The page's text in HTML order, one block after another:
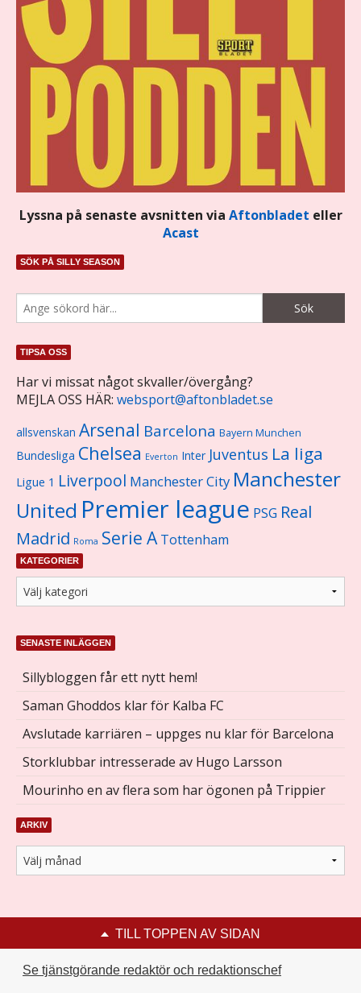
Lyssna på senaste avsnitten via Aftonbladet eller
Acast
SÖK PÅ SILLY SEASON
TIPSA OSS
Har vi missat något skvaller/övergång?
MEJLA OSS HÄR: websport@aftonbladet.se
allsvenskan Arsenal Barcelona Bayern Munchen
Bundesliga Chelsea Everton Inter Juventus La liga
Ligue 1 Liverpool Manchester City Manchester
United Premier league PSG Real
Madrid Roma Serie A Tottenham
KATEGORIER
SENASTE INLÄGGEN
Sillybloggen får ett nytt hem!
Saman Ghoddos klar för Kalba FC
Avslutade karriären – uppges nu klar för Barcelona
Storklubbar intresserade av Hugo Larsson
Mourinho en av flera som har ögonen på Trippier
ARKIV
TILL TOPPEN AV SIDAN
Se tjänstgörande redaktör och redaktionschef